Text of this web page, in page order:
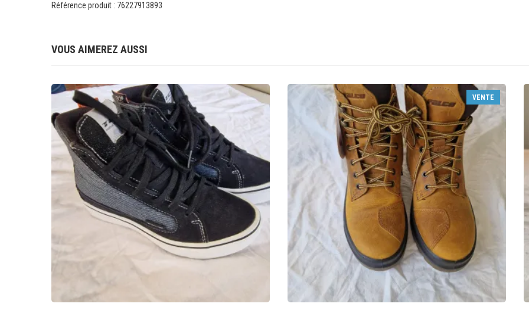
Référence produit : 76227913893
VOUS AIMEREZ AUSSI
VENTE